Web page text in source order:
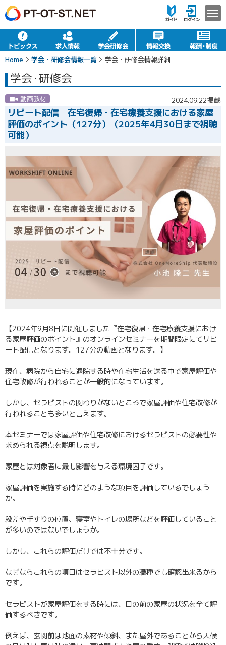
Home 学会・研修会情報一覧 学会・研修会情報詳細
学会・研修会
動画教材 2024.09.22掲載
リピート配信 在宅復帰・在宅療養支援における家屋
評価のポイント（127分）（2025年4月30日まで視聴
可能）
【2024年9月8日に開催しました『在宅復帰・在宅療養支援におけ
る家屋評価のポイント』のオンラインセミナーを期間限定にてリピ
ート配信となります。127分の動画となります。】
現在、病院から自宅に退院する時や在宅生活を送る中で家屋評価や
住宅改修が行われることが一般的になっています。
しかし、セラピストの関わりがないところで家屋評価や住宅改修が
行われることも多いと言えます。
本セミナーでは家屋評価や住宅改修におけるセラピストの必要性や
求められる視点を説明します。
家屋とは対象者に最も影響を与える環境因子です。
家屋評価を実施する時にどのような項目を評価しているでしょう
か。
段差や手すりの位置、寝室やトイレの場所などを評価していること
が多いのではないでしょうか。
しかし、これらの評価だけでは不十分です。
なぜならこれらの項目はセラピスト以外の職種でも確認出来るから
です。
セラピストが家屋評価をする時には、目の前の家屋の状況を全て評
価するべきです。
例えば、玄関前は地面の素材や傾斜、また屋外であることから天候